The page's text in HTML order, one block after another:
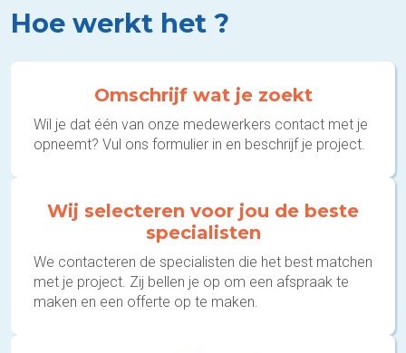
Hoe werkt het ?
Omschrijf wat je zoekt
Wil je dat één van onze medewerkers contact met je
opneemt? Vul ons formulier in en beschrijf je project.
Wij selecteren voor jou de beste
specialisten
We contacteren de specialisten die het best matchen
met je project. Zij bellen je op om een afspraak te
maken en een offerte op te maken.